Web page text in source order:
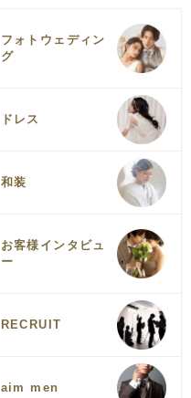
フォトウェディン
グ
ドレス
和装
お客様インタビュ
ー
RECRUIT
aim men